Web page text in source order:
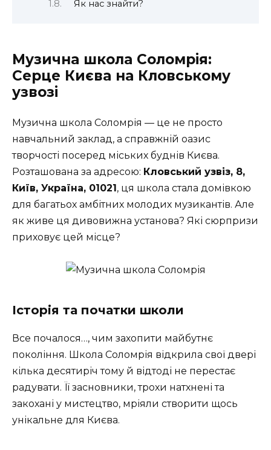
Як нас знайти?
Музична школа Соломрія:
Серце Києва на Кловському
узвозі
Музична школа Соломрія — це не просто
навчальний заклад, а справжній оазис
творчості посеред міських буднів Києва.
Розташована за адресою: Кловський узвіз, 8,
Київ, Україна, 01021, ця школа стала домівкою
для багатьох амбітних молодих музикантів. Але
як живе ця дивовижна установа? Які сюрпризи
приховує цей місце?
Історія та початки школи
Все почалося…, чим захопити майбутнє
покоління. Школа Соломрія відкрила свої двері
кілька десятиріч тому й відтоді не перестає
радувати. Її засновники, трохи натхнені та
закохані у мистецтво, мріяли створити щось
унікальне для Києва.